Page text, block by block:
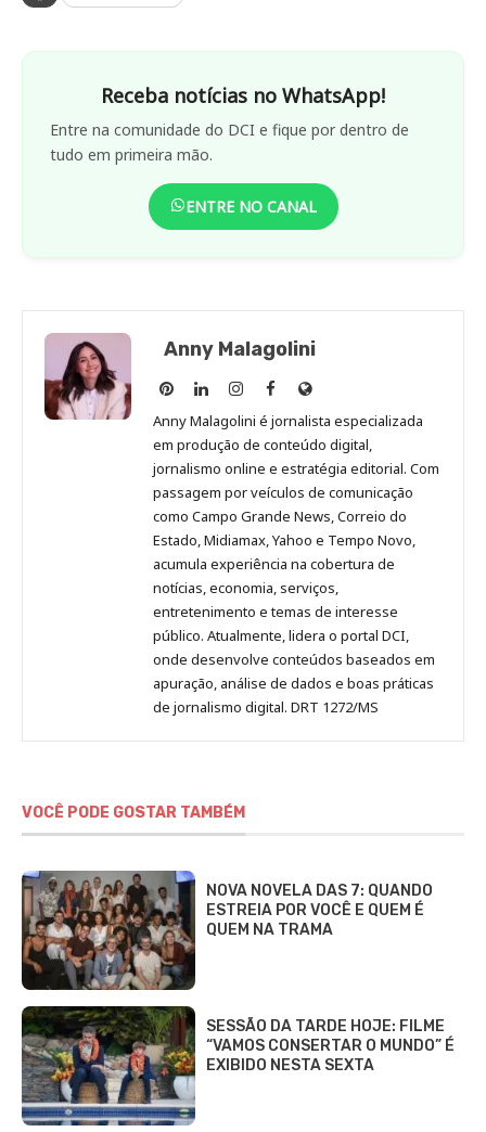
Receba notícias no WhatsApp!
Entre na comunidade do DCI e fique por dentro de
tudo em primeira mão.
ENTRE NO CANAL
Anny Malagolini
Anny
Malagolini
no
Pinterest
Anny
Malagolini
no
LinkedIn
Anny
Malagolini
no
Instagram
Anny
Malagolini
no
Facebook
Site
de
Anny
Malagolini
Anny Malagolini é jornalista especializada
em produção de conteúdo digital,
jornalismo online e estratégia editorial. Com
passagem por veículos de comunicação
como Campo Grande News, Correio do
Estado, Midiamax, Yahoo e Tempo Novo,
acumula experiência na cobertura de
notícias, economia, serviços,
entretenimento e temas de interesse
público. Atualmente, lidera o portal DCI,
onde desenvolve conteúdos baseados em
apuração, análise de dados e boas práticas
de jornalismo digital. DRT 1272/MS
VOCÊ PODE GOSTAR TAMBÉM
NOVA NOVELA DAS 7: QUANDO
ESTREIA POR VOCÊ E QUEM É
QUEM NA TRAMA
SESSÃO DA TARDE HOJE: FILME
“VAMOS CONSERTAR O MUNDO” É
EXIBIDO NESTA SEXTA